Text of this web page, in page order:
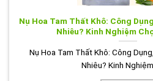
Nụ Hoa Tam Thất Khô: Công
Nhiêu? Kinh Nghiệm
Nụ Hoa Tam Thất Khô: Công
Nhiêu? Kinh